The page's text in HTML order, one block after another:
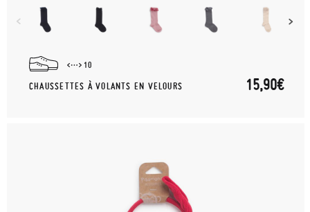
10
CHAUSSETTES À VOLANTS EN VELOURS 15,90€